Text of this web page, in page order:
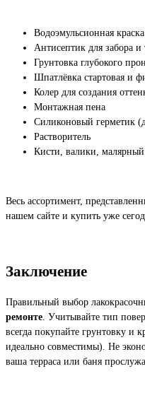
Водоэмульсионная
Антисептик для забора и
Грунтовка глубокого
Шпатлёвка стартовая и
Колер для создания
Монтажная пена
Силиконовый герметик
Растворитель
Кисти, валики, малярный
Весь ассортимент,
нашем сайте и купить уже
Заключение
Правильный выбор
ремонте . Учитывайте тип
всегда покупайте грунтовку и
идеально совместимы). Не
ваша терраса или баня